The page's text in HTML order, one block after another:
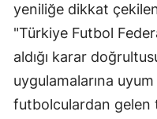
yeniliğe dikkat
"Türkiye Futbol
aldığı karar
uygulamalarına
futbolculardan gelen